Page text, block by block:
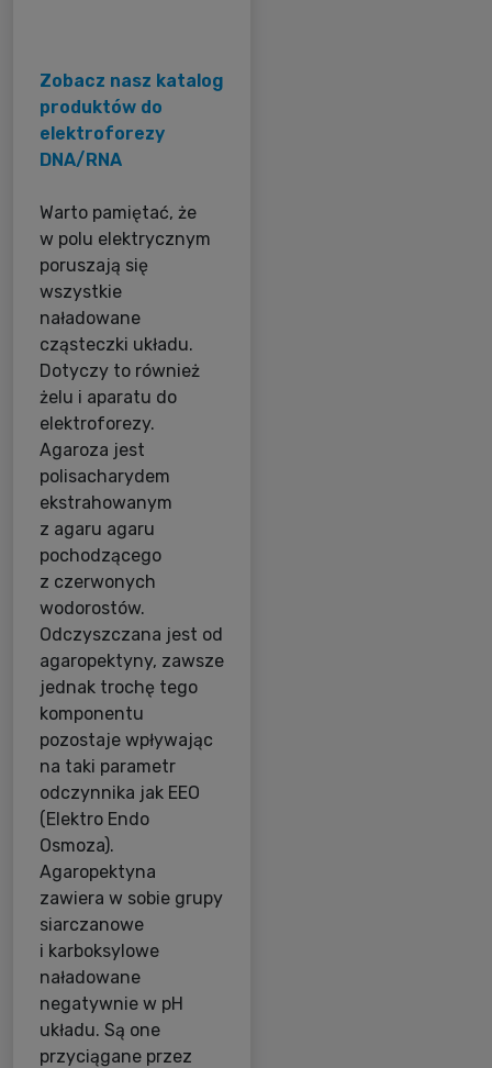
Zobacz nasz katalog
produktów do
elektroforezy
DNA/RNA
Warto pamiętać, że
w polu elektrycznym
poruszają się
wszystkie
naładowane
cząsteczki układu.
Dotyczy to również
żelu i aparatu do
elektroforezy.
Agaroza jest
polisacharydem
ekstrahowanym
z agaru agaru
pochodzącego
z czerwonych
wodorostów.
Odczyszczana jest od
agaropektyny, zawsze
jednak trochę tego
komponentu
pozostaje wpływając
na taki parametr
odczynnika jak EEO
(Elektro Endo
Osmoza).
Agaropektyna
zawiera w sobie grupy
siarczanowe
i karboksylowe
naładowane
negatywnie w pH
układu. Są one
przyciągane przez